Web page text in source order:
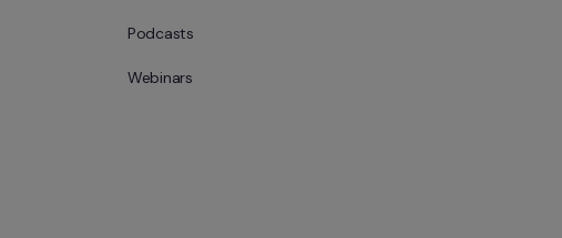
Podcasts
Webinars